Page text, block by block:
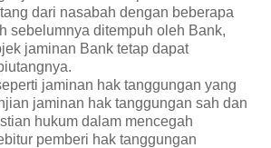
dari nasabah dengan beberapa
sebelumnya ditempuh oleh Bank,
jaminan Bank tetap dapat
jaminan hak tanggungan yang
jaminan hak tanggungan sah dan
hukum dalam mencegah
pemberi hak tanggungan